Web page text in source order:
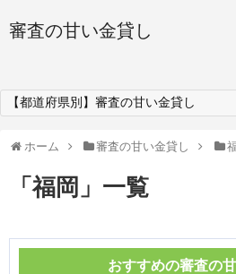
審査の甘い金貸し
【都道府県別】審査の甘い金貸し
ホーム 審査の甘い金貸し
「福岡 」 一覧
おすすめの審査の